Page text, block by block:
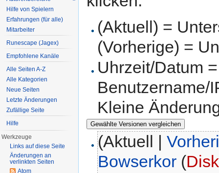
(Aktuell) =
(Vorherige) =
Uhrzeit/Datum
Benutzername/
Kleine
(Aktuell |
Bowserkor (
Hilfe von Spielern
Erfahrungen (für alle)
Mitarbeiter
Runescape (Jagex)
Empfohlene Kanäle
Alle Seiten A-Z
Alle Kategorien
Neue Seiten
Letzte Änderungen
Zufällige Seite
Hilfe
Werkzeuge
Links auf diese Seite
Änderungen an
verlinkten Seiten
Atom